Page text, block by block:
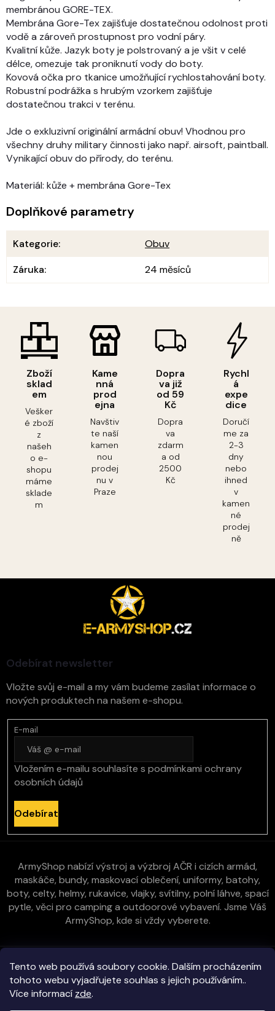
Tento web používá soubory cookie. Dalším procházením
tohoto webu vyjadřujete souhlas s jejich používáním..
Více informací zde.
Zboží
sklad
em
Vešker
é zboží
z
našeh
o e-
shopu
máme
sklade
m
Kame
nná
prod
ejna
Navštiv
te naší
kamen
nou
prodej
nu v
Praze
Dopra
va již
od 59
Kč
Dopra
va
zdarm
a od
2500
Kč
Rychl
á
expe
dice
Doručí
me za
2-3
dny
nebo
ihned
v
kamen
né
prodej
ně
membránou GORE-TEX.
Membrána Gore-Tex zajišťuje dostatečnou odolnost proti
vodě a zároveň prostupnost pro vodní páry.
Kvalitní kůže. Jazyk boty je polstrovaný a je všit v celé
délce, omezuje tak proniknutí vody do boty.
Kovová očka pro tkanice umožňující rychlostahování boty.
Robustní podrážka s hrubým vzorkem zajišťuje
dostatečnou trakci v terénu.
Jde o exkluzivní originální armádní obuv! Vhodnou pro
všechny druhy military činnosti jako např. airsoft, paintball.
Vynikající obuv do přírody, do terénu.
Materiál: kůže + membrána Gore-Tex
Doplňkové parametry
Kategorie:
Obuv
Záruka: 24 měsíců
Odebírat newsletter
Vložte svůj e-mail a my vám budeme zasílat informace o
nových produktech na našem e-shopu.
E-mail
Vložením e-mailu souhlasíte s podmínkami ochrany
osobních údajů
Odebírat
ArmyShop nabízí výstroj a výzbroj AČR i cizích armád,
maskáče, bundy, maskovací oblečení, uniformy, batohy,
boty, celty, helmy, rukavice, vlajky, svítilny, polní láhve, spací
pytle, věci pro camping a outdoorové vybavení. Jsme Váš
ArmyShop, kde si vždy vyberete.
Zákaznická péče
Vše o nákupu